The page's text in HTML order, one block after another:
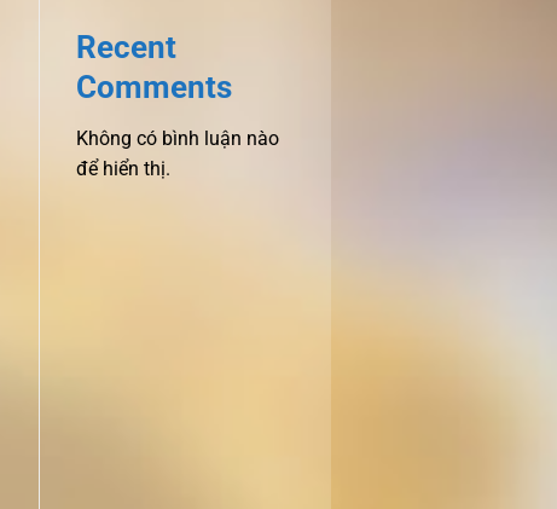
Recent
Comments
Không có bình luận nào
để hiển thị.